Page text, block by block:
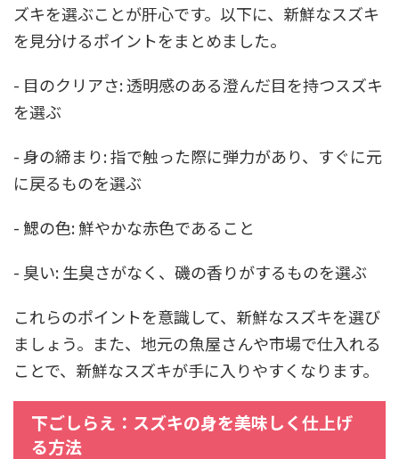
ズキを選ぶことが肝心です。以下に、新鮮なスズキ
を見分けるポイントをまとめました。
- 目のクリアさ: 透明感のある澄んだ目を持つスズキ
を選ぶ
- 身の締まり: 指で触った際に弾力があり、すぐに元
に戻るものを選ぶ
- 鰓の色: 鮮やかな赤色であること
- 臭い: 生臭さがなく、磯の香りがするものを選ぶ
これらのポイントを意識して、新鮮なスズキを選び
ましょう。また、地元の魚屋さんや市場で仕入れる
ことで、新鮮なスズキが手に入りやすくなります。
下ごしらえ：スズキの身を美味しく仕上げ
る方法